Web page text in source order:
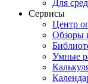
Для
Сервисы
Центр
Обзоры
Умные